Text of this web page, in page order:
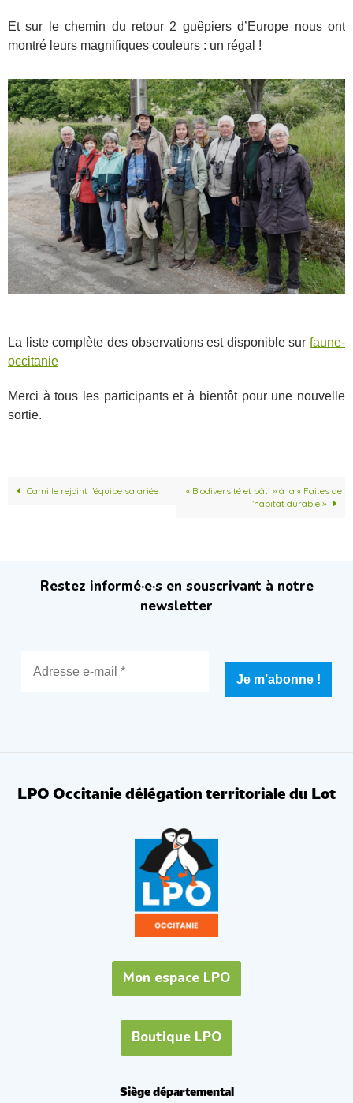
Et sur le chemin du retour 2 guêpiers d’Europe nous ont
montré leurs magnifiques couleurs : un régal !
La liste complète des observations est disponible sur faune-
occitanie
Merci à tous les participants et à bientôt pour une nouvelle
sortie.
Camille rejoint l’équipe salariée
« Biodiversité et bâti » à la « Faites de
l’habitat durable »
Restez informé·e·s en souscrivant à notre
newsletter
LPO Occitanie délégation territoriale du Lot
Mon espace LPO
Boutique LPO
Siège départemental